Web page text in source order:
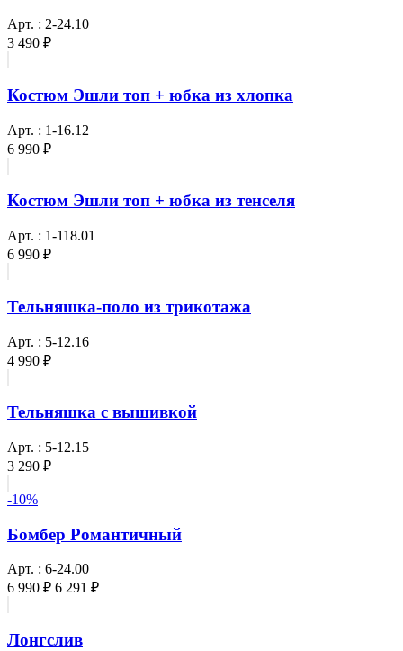
Арт. : 2-24.10
3 490 ₽
Костюм Эшли топ + юбка из хлопка
Арт. : 1-16.12
6 990 ₽
Костюм Эшли топ + юбка из тенселя
Арт. : 1-118.01
6 990 ₽
Тельняшка-поло из трикотажа
Арт. : 5-12.16
4 990 ₽
Тельняшка с вышивкой
Арт. : 5-12.15
3 290 ₽
-10%
Бомбер Романтичный
Арт. : 6-24.00
6 990 ₽ 6 291 ₽
Лонгслив